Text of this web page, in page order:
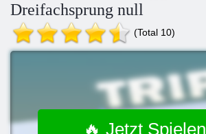
Dreifachsprung null
(Total 10)
🔥 Jetzt Spielen